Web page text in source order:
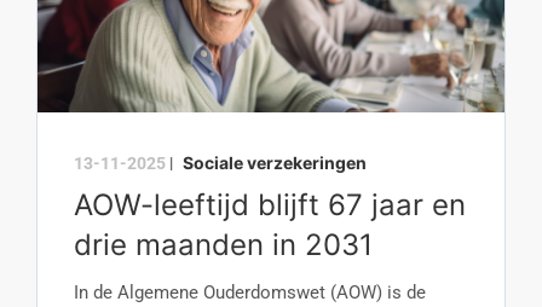
13-11-2025 | Sociale verzekeringen
AOW-leeftijd blijft 67 jaar en
drie maanden in 2031
In de Algemene Ouderdomswet (AOW) is de